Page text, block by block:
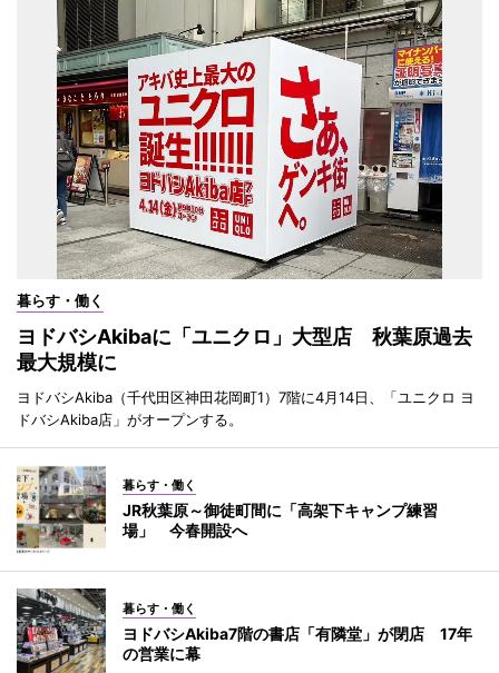
暮らす・働く
ヨドバシAkibaに「ユニクロ」大型店 秋葉原過去
最大規模に
ヨドバシAkiba（千代田区神田花岡町1）7階に4月14日、「ユニクロ ヨ
ドバシAkiba店」がオープンする。
暮らす・働く
JR秋葉原～御徒町間に「高架下キャンプ練習
場」 今春開設へ
暮らす・働く
ヨドバシAkiba7階の書店「有隣堂」が閉店 17年
の営業に幕